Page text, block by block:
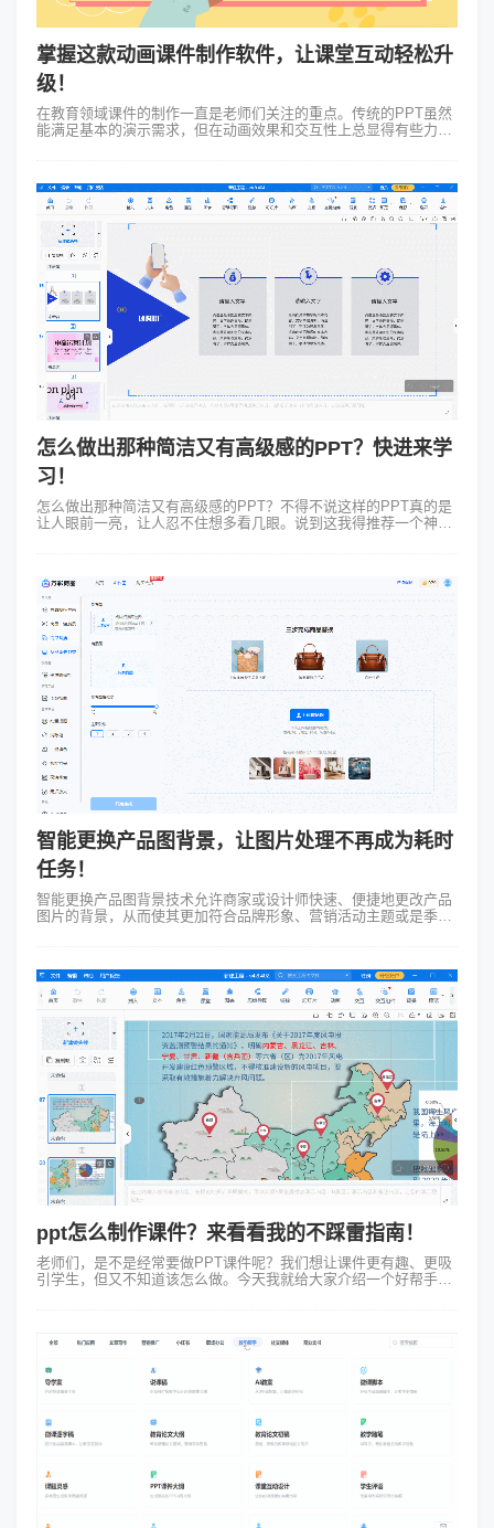
掌握这款动画课件制作软件，让课堂互动轻松升
级！
在教育领域课件的制作一直是老师们关注的重点。传统的PPT虽然
能满足基本的演示需求，但在动画效果和交互性上总显得有些力不
怎么做出那种简洁又有高级感的PPT？快进来学
习！
怎么做出那种简洁又有高级感的PPT？不得不说这样的PPT真的是
让人眼前一亮，让人忍不住想多看几眼。说到这我得推荐一个神器
智能更换产品图背景，让图片处理不再成为耗时
任务！
智能更换产品图背景技术允许商家或设计师快速、便捷地更改产品
图片的背景，从而使其更加符合品牌形象、营销活动主题或是季节
ppt怎么制作课件？来看看我的不踩雷指南！
老师们，是不是经常要做PPT课件呢？我们想让课件更有趣、更吸
引学生，但又不知道该怎么做。今天我就给大家介绍一个好帮手